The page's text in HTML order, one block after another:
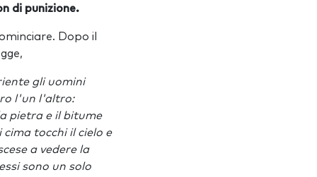
di punizione.
Dopo il
gli uomini
l'un l'altro:
pietra e il bitume
tocchi il cielo e
a vedere la
sono un solo